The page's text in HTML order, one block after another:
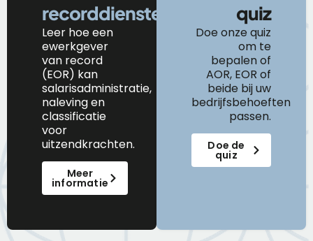
recorddiensten
Leer hoeeen
ewerkgever
van record
(EOR) kan
salarisadministratie,
naleving en
classificatie
voor
uitzendkrachten.
Meer
informatie
quiz
Doe onze quiz
om te
bepalen of
AOR, EOR of
beide bij uw
bedrijfsbehoeften
passen.
Doe de
quiz